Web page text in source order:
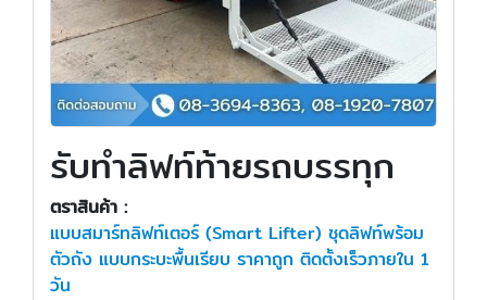
รับทำลิฟท์ท้ายรถบรรทุก
ตราสินค้า :
แบบสมาร์ทลิฟท์เตอร์ (Smart Lifter) ชุดลิฟท์พร้อม
ตัวถัง แบบกระบะพื้นเรียบ ราคาถูก ติดตั้งเร็วภายใน 1
วัน